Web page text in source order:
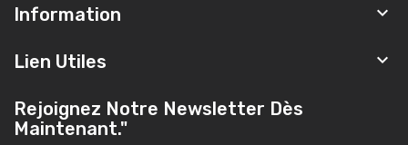
Information 
Lien Utiles 
Rejoignez Notre Newsletter Dès
Maintenant."